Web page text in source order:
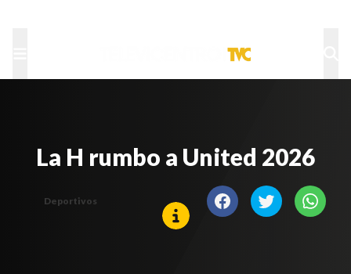
Deportivos
La H rumbo a United 2026